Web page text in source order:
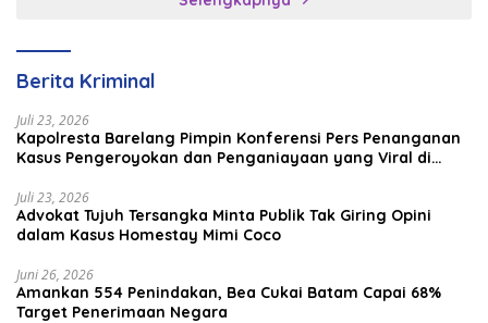
Berita Kriminal
Juli 23, 2026
Kapolresta Barelang Pimpin Konferensi Pers Penanganan
Kasus Pengeroyokan dan Penganiayaan yang Viral di
Juli 23, 2026
Advokat Tujuh Tersangka Minta Publik Tak Giring Opini
dalam Kasus Homestay Mimi Coco
Juni 26, 2026
Amankan 554 Penindakan, Bea Cukai Batam Capai 68%
Target Penerimaan Negara